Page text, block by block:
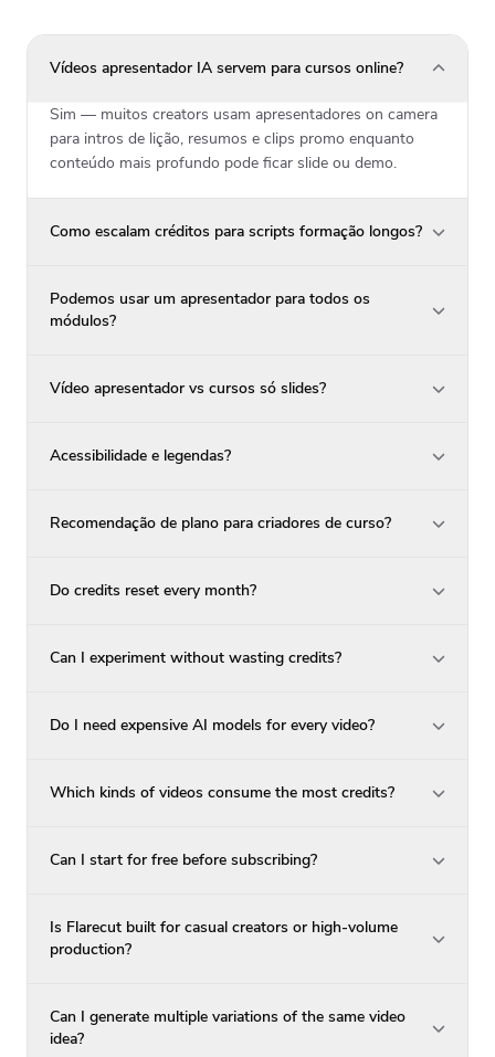
Vídeos apresentador IA servem para cursos online?
Sim — muitos creators usam apresentadores on camera
para intros de lição, resumos e clips promo enquanto
conteúdo mais profundo pode ficar slide ou demo.
Como escalam créditos para scripts formação longos?
Podemos usar um apresentador para todos os
módulos?
Vídeo apresentador vs cursos só slides?
Acessibilidade e legendas?
Recomendação de plano para criadores de curso?
Do credits reset every month?
Can I experiment without wasting credits?
Do I need expensive AI models for every video?
Which kinds of videos consume the most credits?
Can I start for free before subscribing?
Is Flarecut built for casual creators or high-volume
production?
Can I generate multiple variations of the same video
idea?